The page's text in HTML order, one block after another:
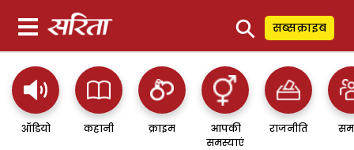
⚲ सब्सक्राइब
ऑडियो कहानी क्राइम
आपकी
समस्याएं
राजनीति